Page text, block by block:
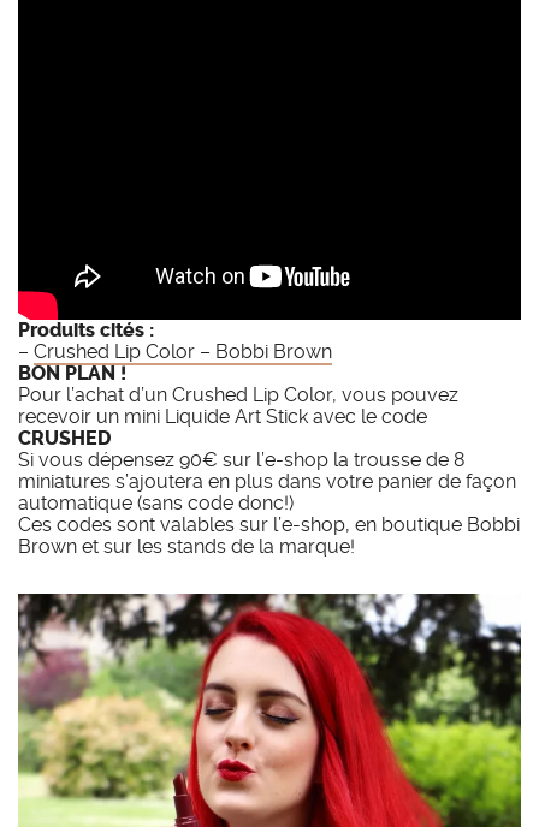
Produits cités :
– Crushed Lip Color – Bobbi Brown
BON PLAN !
Pour l’achat d’un Crushed Lip Color, vous pouvez
recevoir un mini Liquide Art Stick avec le code
CRUSHED
Si vous dépensez 90€ sur l’e-shop la trousse de 8
miniatures s’ajoutera en plus dans votre panier de façon
automatique (sans code donc!)
Ces codes sont valables sur l’e-shop, en boutique Bobbi
Brown et sur les stands de la marque!